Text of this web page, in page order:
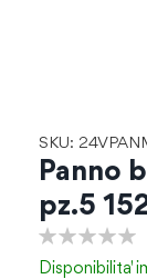
SKU:
Panno
pz.5
Disponibilita'
all'inizio
galleria